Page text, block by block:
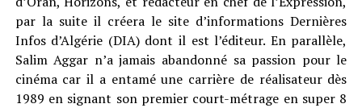
par la suite il créera le site d’informations Dernières
Infos d’Algérie (DIA) dont il est l’éditeur. En parallèle,
Salim Aggar n’a jamais abandonné sa passion pour le
cinéma car il a entamé une carrière de réalisateur dès
1989 en signant son premier court-métrage en super 8